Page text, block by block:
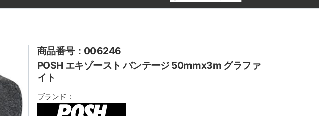
商品番号：006246
POSH エキゾースト バンテージ 50mmx3m グラファ
イト
ブランド：